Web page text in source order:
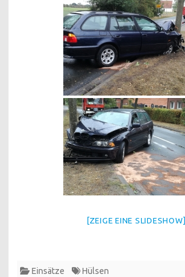
[ZEIGE EINE SLIDESHOW]
Einsätze Hülsen